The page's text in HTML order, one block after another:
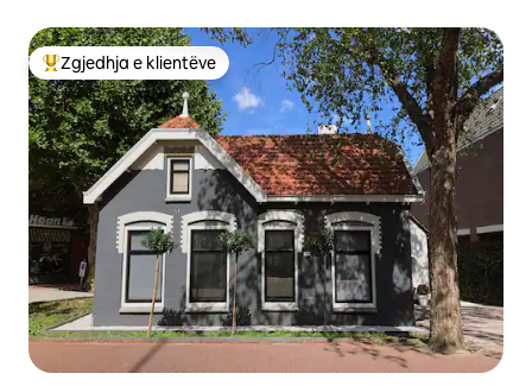
Më të mirat e zgjedhjeve të klientëve
Zgjedhja e klientëve